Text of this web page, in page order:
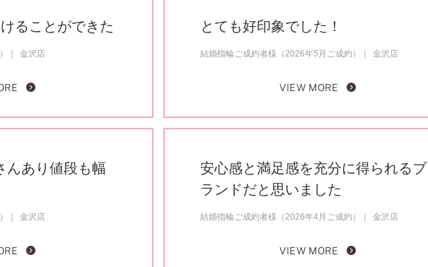
ることができた
金沢店
とても好印象でした！
結婚指輪ご成約者様（2026年5月ご成約） 金沢店
VIEW MORE
んあり値段も幅
金沢店
安心感と満足感を充分に得られるブ
ランドだと思いました
結婚指輪ご成約者様（2026年4月ご成約） 金沢店
VIEW MORE